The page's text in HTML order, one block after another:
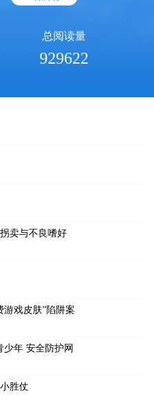
总阅读量
929622
卖与不良嗜好
游戏皮肤”陷阱案
年 安全防护网
胜仗